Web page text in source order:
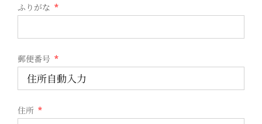
ふりがな *
郵便番号 *
住所 *